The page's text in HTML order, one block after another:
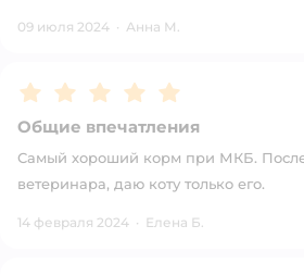
09 июля 2024 · Анна М.
Рейтинг:5
Общие впечатления
Самый хороший корм при МКБ. После
ветеринара, даю коту только его.
14 февраля 2024 · Елена Б.